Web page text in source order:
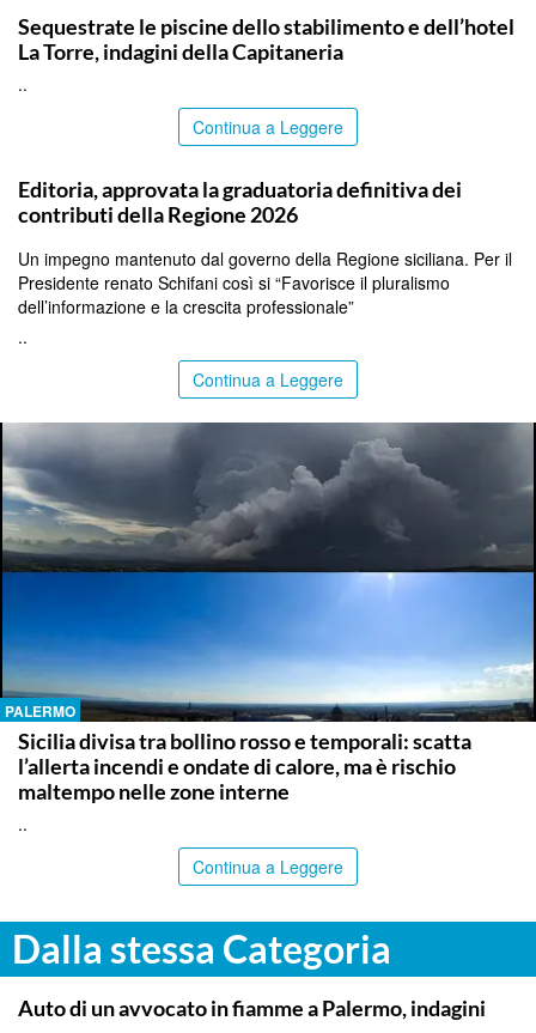
Sequestrate le piscine dello stabilimento e dell’hotel
La Torre, indagini della Capitaneria
..
Continua a Leggere
Editoria, approvata la graduatoria definitiva dei
contributi della Regione 2026
Un impegno mantenuto dal governo della Regione siciliana. Per il
Presidente renato Schifani così si “Favorisce il pluralismo
dell’informazione e la crescita professionale”
..
Continua a Leggere
PALERMO
Sicilia divisa tra bollino rosso e temporali: scatta
l’allerta incendi e ondate di calore, ma è rischio
maltempo nelle zone interne
..
Continua a Leggere
Dalla stessa Categoria
PALERMO
Auto di un avvocato in fiamme a Palermo, indagini